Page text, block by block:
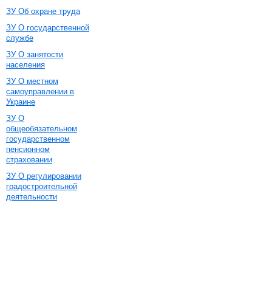
ЗУ Об охране труда
ЗУ О государственной
службе
ЗУ О занятости
населения
ЗУ О местном
самоуправлении в
Украине
ЗУ О
общеобязательном
государственном
пенсионном
страховании
ЗУ О регулировании
градостроительной
деятельности